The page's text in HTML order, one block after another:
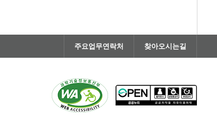
주요업무연락처 찾아오시는길